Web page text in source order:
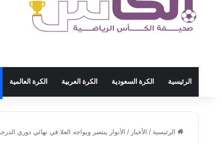
الرئيسية الكرة السعودية الكرة العربية الكرة العالمية
الرئيسية / الأخبار / الأنوار ينتصر ويواجه العلا في نهائي دوري الدرجة